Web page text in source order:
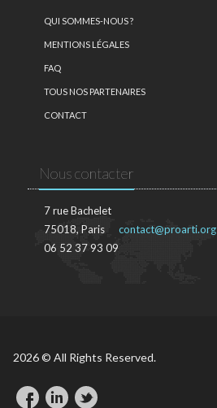
QUI SOMMES-NOUS ?
MENTIONS LÉGALES
FAQ
TOUS NOS PARTENAIRES
CONTACT
Nous contacter
7 rue Bachelet
75018, Paris
06 52 37 93 09
contact@proarti.org
2026 © All Rights Reserved.